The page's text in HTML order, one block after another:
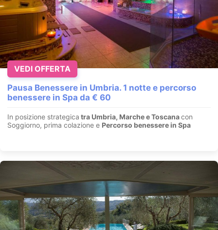
Pausa Benessere in Umbria. 1 notte e percorso
benessere in Spa da € 60
In posizione strategica tra Umbria, Marche e Toscanacon
Soggiorno, prima colazione e Percorso benessere in Spa
VEDI OFFERTA